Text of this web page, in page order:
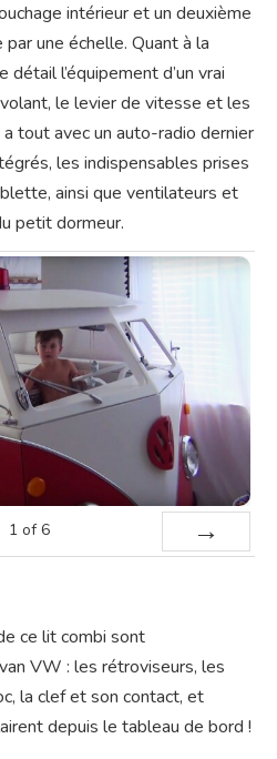
intérieur et un deuxième
une échelle. Quant à la
l’équipement d’un vrai
le levier de vitesse et les
tout avec un auto-radio dernier
les indispensables prises
ainsi que ventilateurs et
petit dormeur.
1 of 6
ce lit combi sont
VW : les rétroviseurs, les
la clef et son contact, et
depuis le tableau de bord !